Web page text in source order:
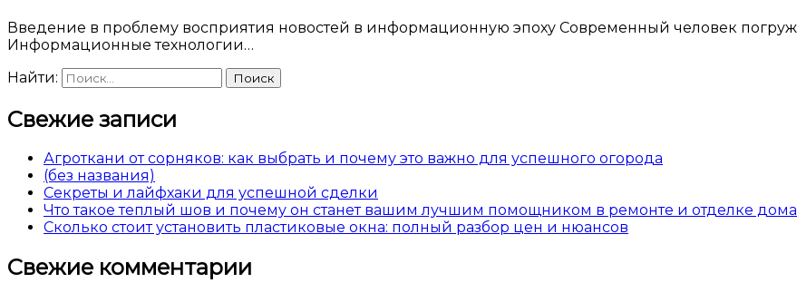
Введение в проблему восприятия новостей в информационную эпоху Современный человек погружен в поток новостей 24 часа в сутки.
Информационные технологии…
Найти:
Свежие записи
Агроткани от сорняков: как выбрать и почему это важно для успешного огорода
(без названия)
Секреты и лайфхаки для успешной сделки
Что такое теплый шов и почему он станет вашим лучшим помощником в ремонте и отделке дома
Сколько стоит установить пластиковые окна: полный разбор цен и нюансов
Свежие комментарии